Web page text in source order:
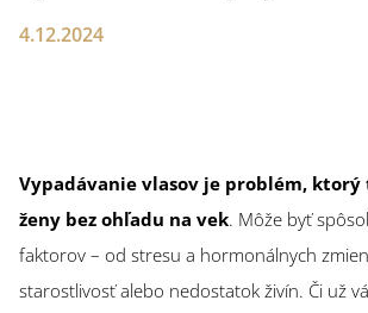
4.12.2024
Vypadávanie vlasov je problém,
ženy bez ohľadu na vek. Môže byť
faktorov – od stresu a hormonálnych
starostlivosť alebo nedostatok živín. Či už